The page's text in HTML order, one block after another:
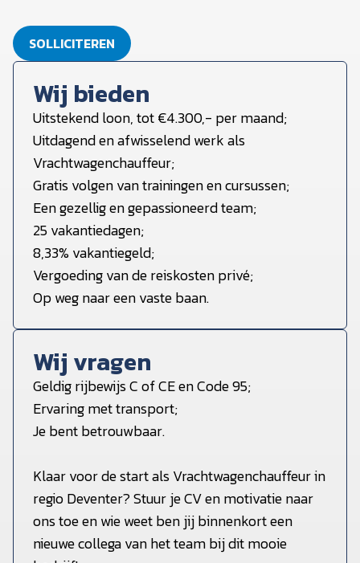
SOLLICITEREN
Wij bieden
Uitstekend loon, tot €4.300,- per maand;
Uitdagend en afwisselend werk als
Vrachtwagenchauffeur;
Gratis volgen van trainingen en cursussen;
Een gezellig en gepassioneerd team;
25 vakantiedagen;
8,33% vakantiegeld;
Vergoeding van de reiskosten privé;
Op weg naar een vaste baan.
Wij vragen
Geldig rijbewijs C of CE en Code 95;
Ervaring met transport;
Je bent betrouwbaar.
Klaar voor de start als Vrachtwagenchauffeur in
regio Deventer? Stuur je CV en motivatie naar
ons toe en wie weet ben jij binnenkort een
nieuwe collega van het team bij dit mooie